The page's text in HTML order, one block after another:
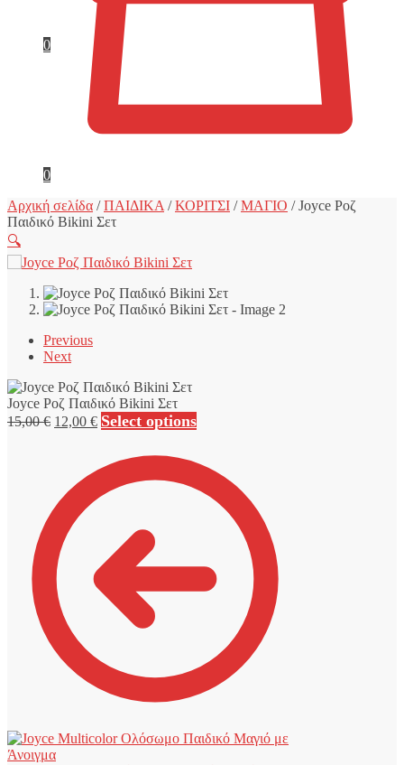
0
0
Αρχική σελίδα /ΠΑΙΔΙΚΑ /ΚΟΡΙΤΣΙ /ΜΑΓΙΟ /Joyce Ροζ
Παιδικό Bikini Σετ
🔍
Previous
Next
Joyce Ροζ Παιδικό Bikini Σετ
15,00€ Original
15,00 €.
12,00 €Η
τρέχουσα
είναι:
12,00 €.
Select options